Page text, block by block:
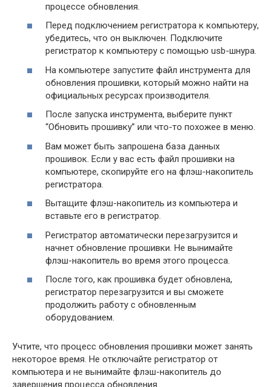
процессе обновления.
Перед подключением регистратора к компьютеру,
убедитесь, что он выключен. Подключите
регистратор к компьютеру с помощью usb-шнура.
На компьютере запустите файл инструмента для
обновления прошивки, который можно найти на
официальных ресурсах производителя.
После запуска инструмента, выберите пункт
“Обновить прошивку” или что-то похожее в меню.
Вам может быть запрошена база данных
прошивок. Если у вас есть файл прошивки на
компьютере, скопируйте его на флэш-накопитель
регистратора.
Вытащите флэш-накопитель из компьютера и
вставьте его в регистратор.
Регистратор автоматически перезагрузится и
начнет обновление прошивки. Не вынимайте
флэш-накопитель во время этого процесса.
После того, как прошивка будет обновлена,
регистратор перезагрузится и вы сможете
продолжить работу с обновленным
оборудованием.
Учтите, что процесс обновления прошивки может занять
некоторое время. Не отключайте регистратор от
компьютера и не вынимайте флэш-накопитель до
завершения процесса обновления.